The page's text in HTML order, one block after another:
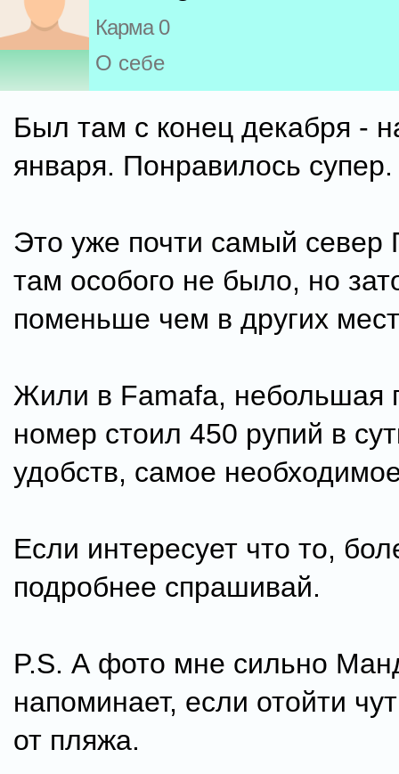
Карма 0
О себе
Был там с конец декабря -
января. Понравилось супер.
Это уже почти самый север
там особого не было, но
поменьше чем в других
Жили в Famafa, небольшая
номер стоил 450 рупий в
удобств, самое
Если интересует что то,
подробнее спрашивай.
P.S. А фото мне сильно
напоминает, если отойти
от пляжа.